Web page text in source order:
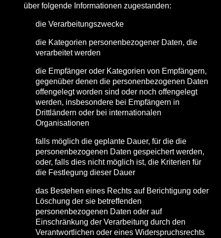
über folgende Informationen zugestanden:
die Verarbeitungszwecke
die Kategorien personenbezogener Daten, die
verarbeitet werden
die Empfänger oder Kategorien von Empfängern,
gegenüber denen die personenbezogenen Daten
offengelegt worden sind oder noch offengelegt
werden, insbesondere bei Empfängern in
Drittländern oder bei internationalen
Organisationen
falls möglich die geplante Dauer, für die die
personenbezogenen Daten gespeichert werden,
oder, falls dies nicht möglich ist, die Kriterien für
die Festlegung dieser Dauer
das Bestehen eines Rechts auf Berichtigung oder
Löschung der sie betreffenden
personenbezogenen Daten oder auf
Einschränkung der Verarbeitung durch den
Verantwortlichen oder eines Widerspruchsrechts